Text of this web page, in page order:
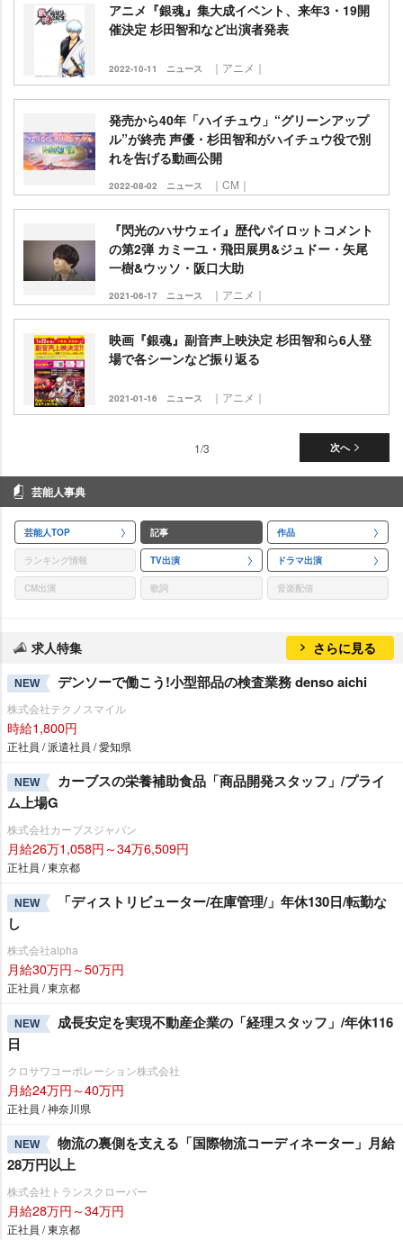
アニメ『銀魂』集大成イベント、来年3・19開
催決定 杉田智和など出演者発表
2022-10-11 ニュース ｜アニメ｜
発売から40年「ハイチュウ」“グリーンアップ
ル”が終売 声優・杉田智和がハイチュウ役で別
れを告げる動画公開
2022-08-02 ニュース ｜CM｜
『閃光のハサウェイ』歴代パイロットコメント
の第2弾 カミーユ・飛田展男&ジュドー・矢尾
一樹&ウッソ・阪口大助
2021-06-17 ニュース ｜アニメ｜
映画『銀魂』副音声上映決定 杉田智和ら6人登
場で各シーンなど振り返る
2021-01-16 ニュース ｜アニメ｜
次へ
1/3
芸能人事典
芸能人TOP 記事 作品
ランキング情報 TV出演 ドラマ出演
CM出演 歌詞 音楽配信
求人特集 さらに見る
NEW デンソーで働こう!小型部品の検査業務 denso aichi
株式会社テクノスマイル
時給1,800円
正社員 / 派遣社員 / 愛知県
NEW
カーブスの栄養補助食品「商品開発スタッフ」/プライ
ム上場G
株式会社カーブスジャパン
月給26万1,058円～34万6,509円
正社員 / 東京都
NEW
「ディストリビューター/在庫管理/」年休130日/転勤な
し
株式会社alpha
月給30万円～50万円
正社員 / 東京都
NEW
成長安定を実現不動産企業の「経理スタッフ」/年休116
日
クロサワコーポレーション株式会社
月給24万円～40万円
正社員 / 神奈川県
NEW
物流の裏側を支える「国際物流コーディネーター」月給
28万円以上
株式会社トランスクローバー
月給28万円～34万円
正社員 / 東京都